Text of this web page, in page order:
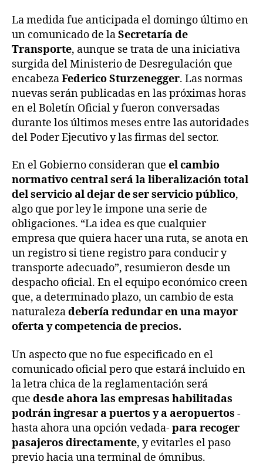
La medida fue anticipada el domingo último en
un comunicado de laSecretaría de
Transporte, aunque se trata de una iniciativa
surgida del Ministerio de Desregulación que
encabezaFederico Sturzenegger. Las normas
nuevas serán publicadas en las próximas horas
en el Boletín Oficial y fueron conversadas
durante los últimos meses entre las autoridades
del Poder Ejecutivo y las firmas del sector.
En el Gobierno consideran que el cambio
normativo central será la liberalización total
del servicio al dejar de ser servicio público,
algo que por ley le impone una serie de
obligaciones. “La idea es que cualquier
empresa que quiera hacer una ruta, se anota en
un registro si tiene registro para conducir y
transporte adecuado”, resumieron desde un
despacho oficial. En el equipo económico creen
que, a determinado plazo, un cambio de esta
naturalezadebería redundar en una mayor
oferta y competencia de precios.
Un aspecto que no fue especificado en el
comunicado oficial pero que estará incluido en
la letra chica de la reglamentación será
que desde ahora las empresas habilitadas
podrán ingresar a puertos y a aeropuertos -
hasta ahora una opción vedada-para recoger
pasajeros directamente, y evitarles el paso
previo hacia una terminal de ómnibus.